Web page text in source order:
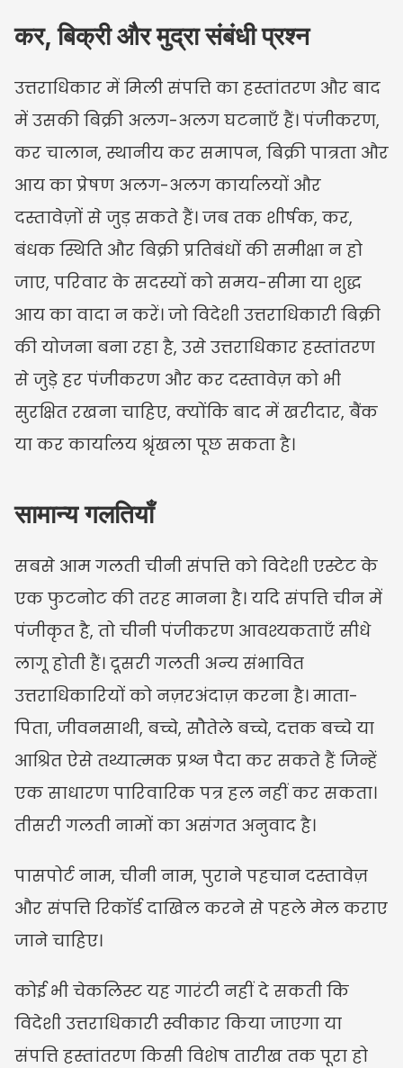
कर, बिक्री और मुद्रा संबंधी प्रश्न
उत्तराधिकार में मिली संपत्ति का हस्तांतरण और बाद
में उसकी बिक्री अलग-अलग घटनाएँ हैं। पंजीकरण,
कर चालान, स्थानीय कर समापन, बिक्री पात्रता और
आय का प्रेषण अलग-अलग कार्यालयों और
दस्तावेज़ों से जुड़ सकते हैं। जब तक शीर्षक, कर,
बंधक स्थिति और बिक्री प्रतिबंधों की समीक्षा न हो
जाए, परिवार के सदस्यों को समय-सीमा या शुद्ध
आय का वादा न करें। जो विदेशी उत्तराधिकारी बिक्री
की योजना बना रहा है, उसे उत्तराधिकार हस्तांतरण
से जुड़े हर पंजीकरण और कर दस्तावेज़ को भी
सुरक्षित रखना चाहिए, क्योंकि बाद में खरीदार, बैंक
या कर कार्यालय श्रृंखला पूछ सकता है।
सामान्य गलतियाँ
सबसे आम गलती चीनी संपत्ति को विदेशी एस्टेट के
एक फुटनोट की तरह मानना है। यदि संपत्ति चीन में
पंजीकृत है, तो चीनी पंजीकरण आवश्यकताएँ सीधे
लागू होती हैं। दूसरी गलती अन्य संभावित
उत्तराधिकारियों को नज़रअंदाज़ करना है। माता-
पिता, जीवनसाथी, बच्चे, सौतेले बच्चे, दत्तक बच्चे या
आश्रित ऐसे तथ्यात्मक प्रश्न पैदा कर सकते हैं जिन्हें
एक साधारण पारिवारिक पत्र हल नहीं कर सकता।
तीसरी गलती नामों का असंगत अनुवाद है।
पासपोर्ट नाम, चीनी नाम, पुराने पहचान दस्तावेज़
और संपत्ति रिकॉर्ड दाखिल करने से पहले मेल कराए
जाने चाहिए।
कोई भी चेकलिस्ट यह गारंटी नहीं दे सकती कि
विदेशी उत्तराधिकारी स्वीकार किया जाएगा या
संपत्ति हस्तांतरण किसी विशेष तारीख तक पूरा हो